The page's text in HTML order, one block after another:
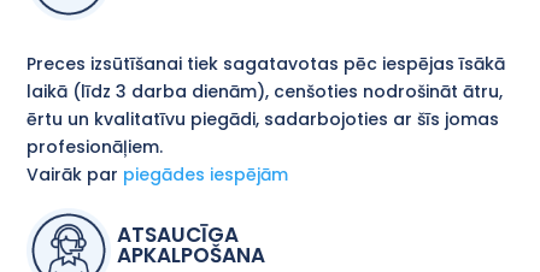
Preces izsūtīšanai tiek sagatavotas pēc iespējas īsākā
laikā (līdz 3 darba dienām), cenšoties nodrošināt ātru,
ērtu un kvalitatīvu piegādi, sadarbojoties ar šīs jomas
profesionāļiem.
Vairāk par piegādes iespējām
ATSAUCĪGA
APKALPOŠANA